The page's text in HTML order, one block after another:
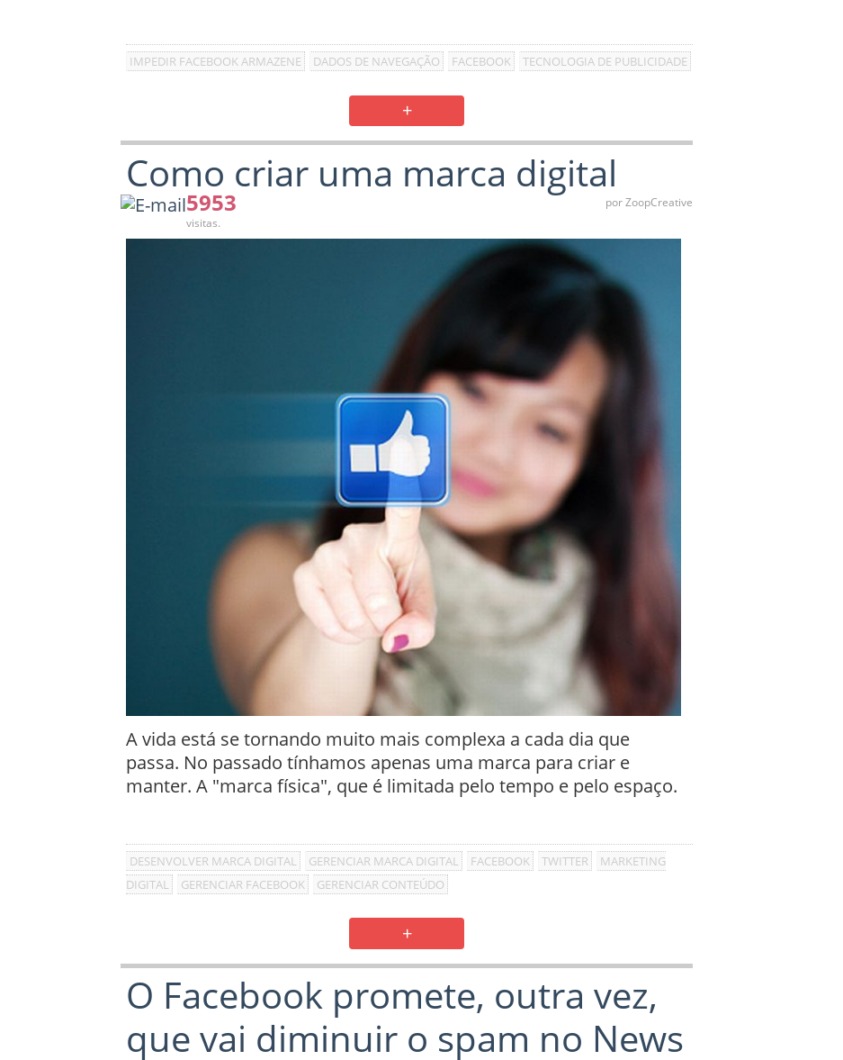
IMPEDIR FACEBOOK ARMAZENE DADOS DE NAVEGAÇÃO FACEBOOK TECNOLOGIA DE PUBLICIDADE
+
Como criar uma marca digital
por ZoopCreative
5953
visitas.
A vida está se tornando muito mais complexa a cada dia que
passa. No passado tínhamos apenas uma marca para criar e
manter. A "marca física", que é limitada pelo tempo e pelo espaço.
DESENVOLVER MARCA DIGITAL GERENCIAR MARCA DIGITAL FACEBOOK TWITTER
MARKETING
DIGITAL
GERENCIAR FACEBOOK GERENCIAR CONTEÚDO
+
O Facebook promete, outra vez,
que vai diminuir o spam no News